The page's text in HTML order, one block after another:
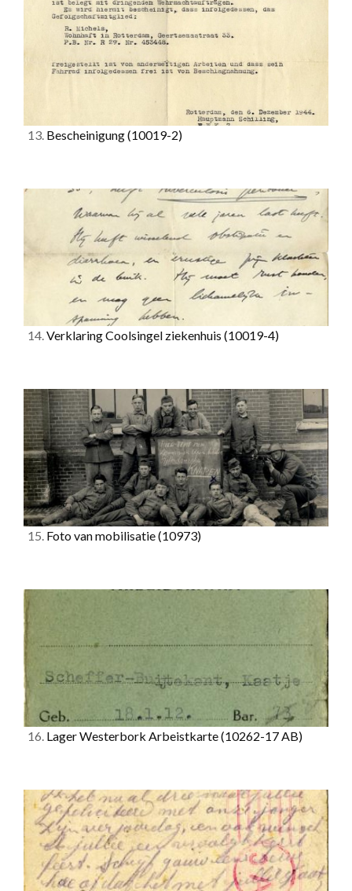
13. Bescheinigung(10019-2)
14.Verklaring Coolsingel ziekenhuis (10019-4)
15. Foto van mobilisatie(10973)
16. Lager Westerbork Arbeistkarte(10262-17 AB)